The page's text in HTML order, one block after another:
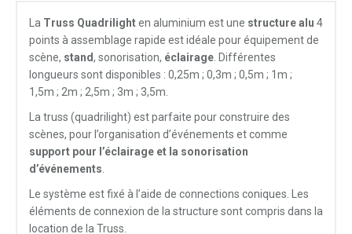
La Truss Quadrilighten aluminium est une structure alu 4
points à assemblage rapide est idéale pour équipement de
scène, stand, sonorisation, éclairage . Différentes
longueurs sont disponibles : 0,25m ; 0,3m ; 0,5m ; 1m ;
1,5m ; 2m ; 2,5m ; 3m ; 3,5m.
La truss (quadrilight) est parfaite pour construire des
scènes, pour l’organisation d’événements et comme
support pour l’éclairage et la sonorisation
d’événements
Le système est fixé à l’aide de connections coniques. Les
éléments de connexion de la structure sont compris dans la
location de la Truss.